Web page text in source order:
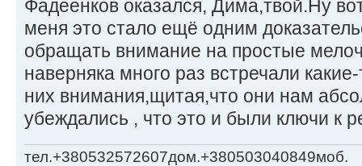
Фадеенков оказался, Дима,твой.Ну
меня это стало ещё одним
обращать внимание на простые
наверняка много раз встречали
них внимания,щитая,что они нам
убеждались , что это и были ключи к
тел.+380532572607дом.+380503040849моб.